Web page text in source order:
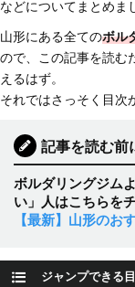
などについてまとめま
山形にある全てのボル
ので、この記事を読む
えるはず。
それではさっそく目次
記事を読む前
ボルダリングジム
い」人はこちらを
【最新】山形のお
ジャンプできる